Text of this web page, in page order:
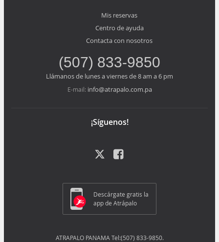
Mis reservas
Centro de ayuda
Contacta con nosotros
(507) 833-9850
Llámanos de lunes a viernes de 8 am a 6 pm
E-mail: info@atrapalo.com.pa
¡Síguenos!
Descárgate gratis la
app de Atrápalo
ATRAPALO PANAMA Tel:(507) 833-9850.